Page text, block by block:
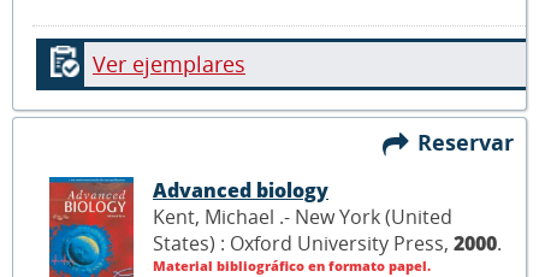
Ver ejemplares
Reservar
Advanced biology
Kent, Michael .- New York (United
States) : Oxford University Press, 2000.
Material bibliográfico en formato papel.